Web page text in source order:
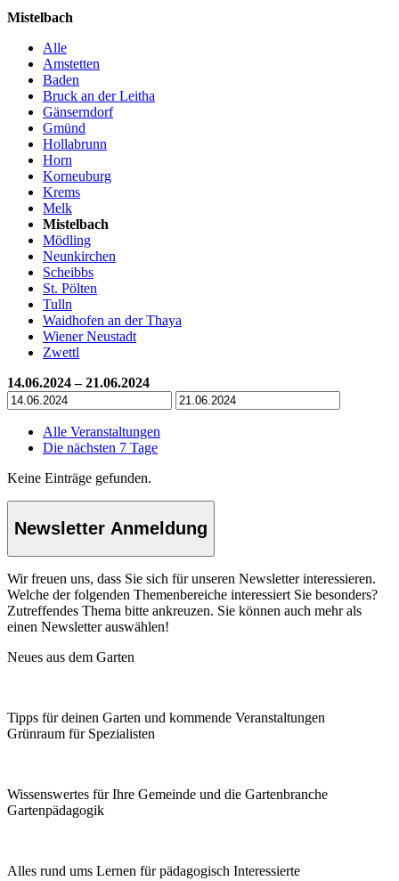
Mistelbach
Alle
Amstetten
Baden
Bruck an der Leitha
Gänserndorf
Gmünd
Hollabrunn
Horn
Korneuburg
Krems
Melk
Mistelbach
Mödling
Neunkirchen
Scheibbs
St. Pölten
Tulln
Waidhofen an der Thaya
Wiener Neustadt
Zwettl
14.06.2024 – 21.06.2024
Alle Veranstaltungen
Die nächsten 7 Tage
Keine Einträge gefunden.
Newsletter Anmeldung
Wir freuen uns, dass Sie sich für unseren Newsletter interessieren.
Welche der folgenden Themenbereiche interessiert Sie besonders?
Zutreffendes Thema bitte ankreuzen. Sie können auch mehr als
einen Newsletter auswählen!
Neues aus dem Garten
Tipps für deinen Garten und kommende Veranstaltungen
Grünraum für Spezialisten
Wissenswertes für Ihre Gemeinde und die Gartenbranche
Garten­pädagogik
Alles rund ums Lernen für pädagogisch Interessierte